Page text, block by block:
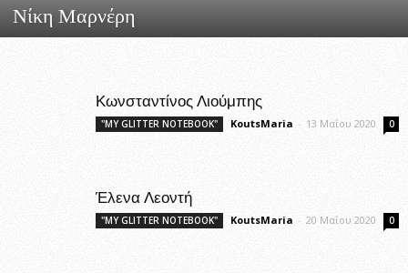
Νίκη Μαρνέρη
Κωνσταντίνος Λιούμπης
"MY GLITTER NOTEBOOK" KoutsMaria - 13 Μαΐου 2020 0
Έλενα Λεοντή
"MY GLITTER NOTEBOOK" KoutsMaria - 20 Μαΐου 2020 0